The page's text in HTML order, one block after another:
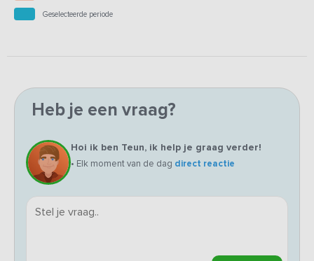
Geselecteerde periode
Heb je een vraag?
Hoi ik ben Teun, ik help je graag verder!
• Elk moment van de dag direct reactie